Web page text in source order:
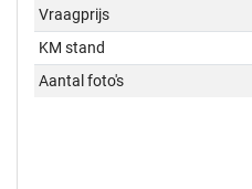
Vraagprijs
KM stand
Aantal foto's